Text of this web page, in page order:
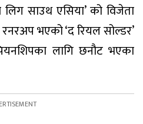
लिग साउथ एसिया’ को विजेता
भएको ‘द रियल सोल्डर’
लागि छनौट भएका